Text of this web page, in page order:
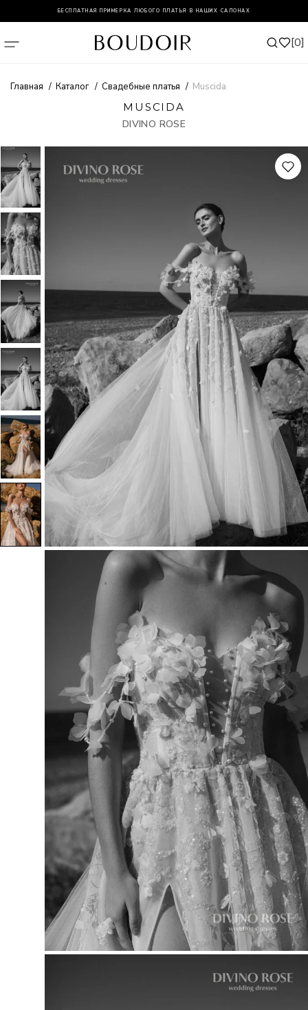
БЕСПЛАТНАЯ ПРИМЕРКА ЛЮБОГО ПЛАТЬЯ В НАШИХ САЛОНАХ
0
Главная Каталог Свадебные платья Muscida
MUSCIDA
DIVINO ROSE